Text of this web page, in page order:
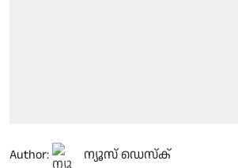
Author: ന്യൂസ് ഡെസ്ക്